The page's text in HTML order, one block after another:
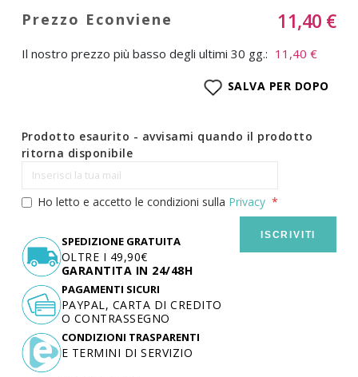
11,40 €
Il nostro prezzo più basso degli ultimi 30 gg.: 11,40 €
SALVA PER DOPO
Prodotto esaurito - avvisami quando il prodotto
ritorna disponibile
Ho letto e accetto le condizioni sulla Privacy
ISCRIVITI
SPEDIZIONE GRATUITA
OLTRE I 49,90€
GARANTITA IN 24/48H
PAGAMENTI SICURI
PAYPAL, CARTA DI CREDITO
O CONTRASSEGNO
CONDIZIONI TRASPARENTI
E TERMINI DI SERVIZIO